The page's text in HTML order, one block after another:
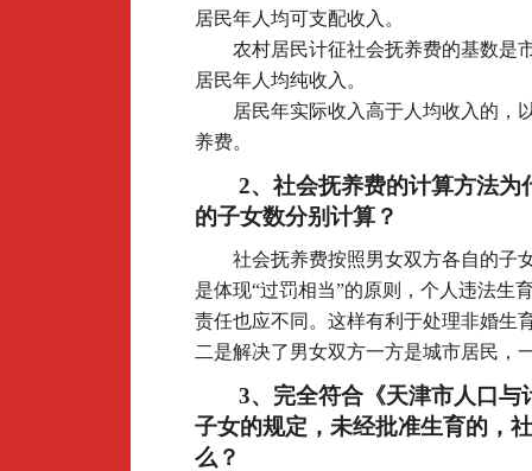
居民年人均可支配收入。
农村居民计征社会抚养费的基数是
居民年人均纯收入。
居民年实际收入高于人均收入的，
养费。
2、社会抚养费的计算方法
的子女数分别计算？
社会抚养费按照男女双方各自的子
是体现“过罚相当”的原则，个人违法生
责任也应不同。这样有利于处理非婚生
二是解决了男女双方一方是城市居民，
3、完全符合《天津市人口
子女的规定，未经批准生育的，
么？